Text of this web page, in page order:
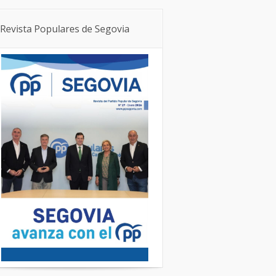
Revista Populares de Segovia